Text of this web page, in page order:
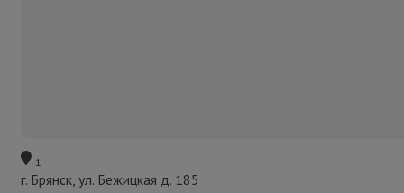
1
г. Брянск, ул. Бежицкая д. 185